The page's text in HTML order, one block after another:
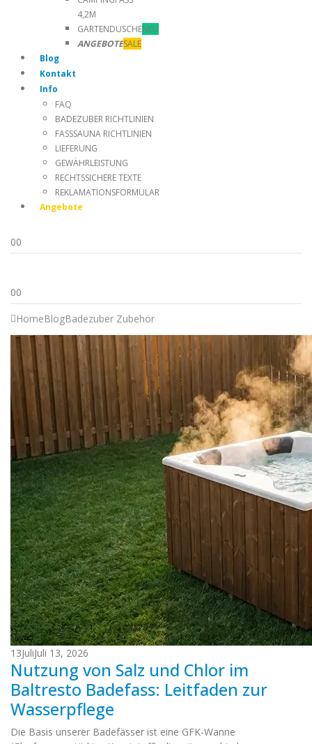
4,2M
GARTENDUSCHENEU
ANGEBOTESALE
Blog
Kontakt
Info
FAQ
BADEZUBER RICHTLINIEN
FASSSAUNA RICHTLINIEN
LIEFERUNG
GEWÄHRLEISTUNG
RECHTSSICHERE TEXTE
REKLAMATIONSFORMULAR
Angebote
00
00
HomeBlogBadezuber Zubehör
13JuliJuli 13, 2026
Nutzung von Salz und Chlor im
Baltresto Badefass: Leitfaden zur
Wasserpflege
Die Basis unserer Badefässer ist eine GFK-Wanne